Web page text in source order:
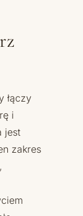
łączy
i
jest
zakres